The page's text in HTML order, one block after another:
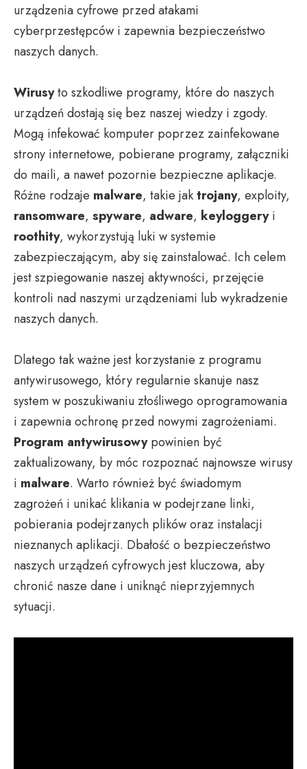
urządzenia cyfrowe przed atakami
cyberprzestępców i zapewnia bezpieczeństwo
naszych danych.
Wirusyto szkodliwe programy, które do naszych
urządzeń dostają się bez naszej wiedzy i zgody.
Mogą infekować komputer poprzez zainfekowane
strony internetowe, pobierane programy, załączniki
do maili, a nawet pozornie bezpieczne aplikacje.
Różne rodzaje malware, takie jaktrojany, exploity,
ransomware, spyware, adware, keyloggeryi
roothity, wykorzystują luki w systemie
zabezpieczającym, aby się zainstalować. Ich celem
jest szpiegowanie naszej aktywności, przejęcie
kontroli nad naszymi urządzeniami lub wykradzenie
naszych danych.
Dlatego tak ważne jest korzystanie z programu
antywirusowego, który regularnie skanuje nasz
system w poszukiwaniu złośliwego oprogramowania
i zapewnia ochronę przed nowymi zagrożeniami.
Program antywirusowypowinien być
zaktualizowany, by móc rozpoznać najnowsze wirusy
i malware. Warto również być świadomym
zagrożeń i unikać klikania w podejrzane linki,
pobierania podejrzanych plików oraz instalacji
nieznanych aplikacji. Dbałość o bezpieczeństwo
naszych urządzeń cyfrowych jest kluczowa, aby
chronić nasze dane i uniknąć nieprzyjemnych
sytuacji.